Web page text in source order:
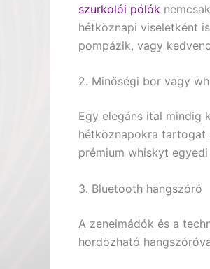
szurkolói pólók
hétköznapi viseletként
pompázik, vagy
2. Minőségi bor vagy
Egy elegáns ital mindig
hétköznapokra tartogat
prémium whiskyt
3. Bluetooth hangszóró
A zeneimádók és a
hordozható